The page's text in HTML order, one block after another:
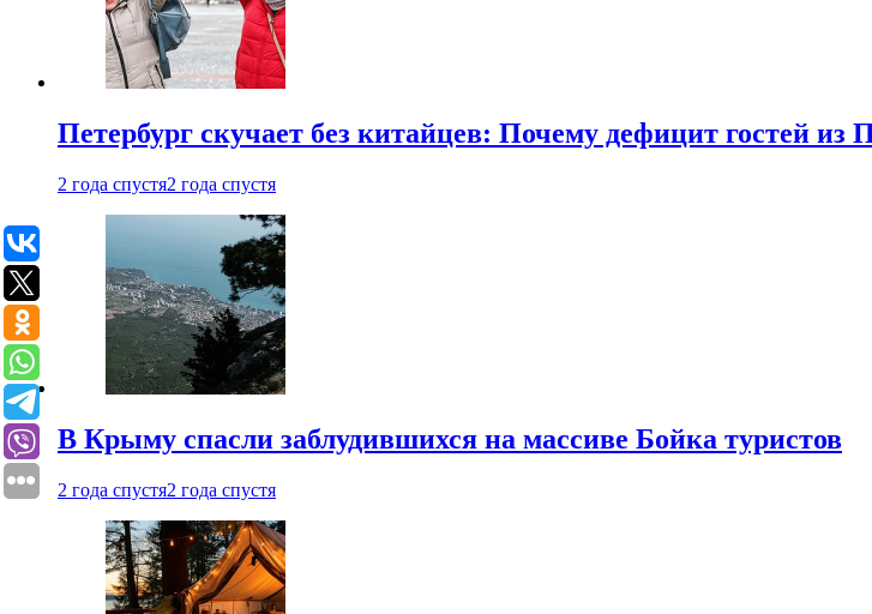
Петербург скучает без китайцев: Почему дефицит гостей из
2 года спустя2 года спустя
В Крыму спасли заблудившихся на массиве Бойка туристов
2 года спустя2 года спустя